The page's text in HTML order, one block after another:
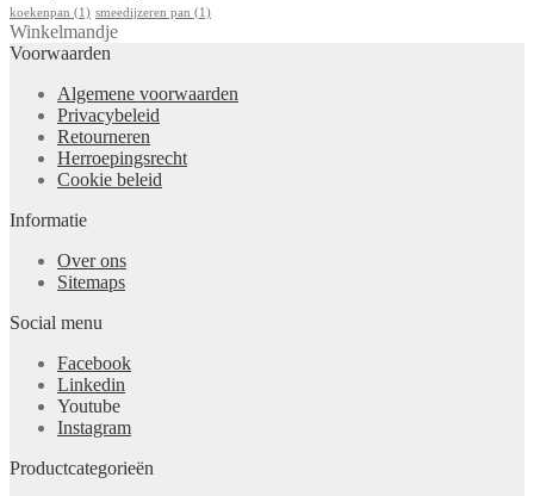
koekenpan (1) smeedijzeren pan (1)
Winkelmandje
Voorwaarden
Algemene voorwaarden
Privacybeleid
Retourneren
Herroepingsrecht
Cookie beleid
Informatie
Over ons
Sitemaps
Social menu
Facebook
Linkedin
Youtube
Instagram
Productcategorieën